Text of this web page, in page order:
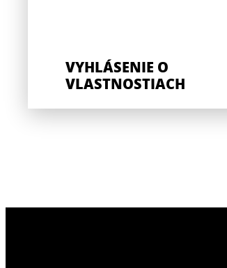
VYHLÁSENIE O
VLASTNOSTIACH